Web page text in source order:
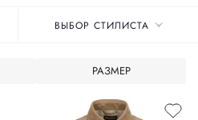
ВЫБОР СТИЛИСТА
РАЗМЕР